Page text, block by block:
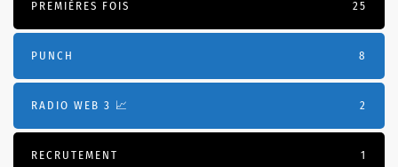
PREMIÈRES FOIS 25
PUNCH 8
RADIO WEB 3 📈 2
RECRUTEMENT 1